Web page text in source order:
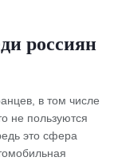
россиян
в том числе
не пользуются
это сфера